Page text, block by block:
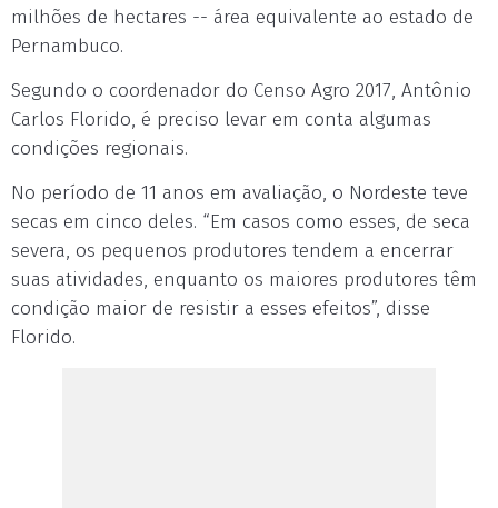
milhões de hectares -- área equivalente ao estado de
Pernambuco.
Segundo o coordenador do Censo Agro 2017, Antônio
Carlos Florido, é preciso levar em conta algumas
condições regionais.
No período de 11 anos em avaliação, o Nordeste teve
secas em cinco deles. “Em casos como esses, de seca
severa, os pequenos produtores tendem a encerrar
suas atividades, enquanto os maiores produtores têm
condição maior de resistir a esses efeitos”, disse
Florido.